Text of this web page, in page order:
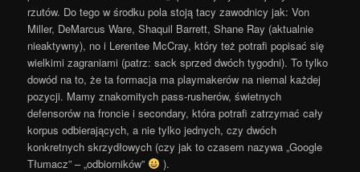
rzutów. Do tego w środku pola stoją tacy zawodnicy jak: Von
Miller, DeMarcus Ware, Shaquil Barrett, Shane Ray (aktualnie
nieaktywny), no i Lerentee McCray, który też potrafi popisać się
wielkimi zagraniami (patrz: sack sprzed dwóch tygodni). To tylko
dowód na to, że ta formacja ma playmakerów na niemal każdej
pozycji. Mamy znakomitych pass-rusherów, świetnych
defensorów na froncie i secondary, która potrafi zatrzymać cały
korpus odbierających, a nie tylko jednych, czy dwóch
konkretnych skrzydłowych (czy jak to czasem nazywa „Google
Tłumacz” – „odbiorników”
).